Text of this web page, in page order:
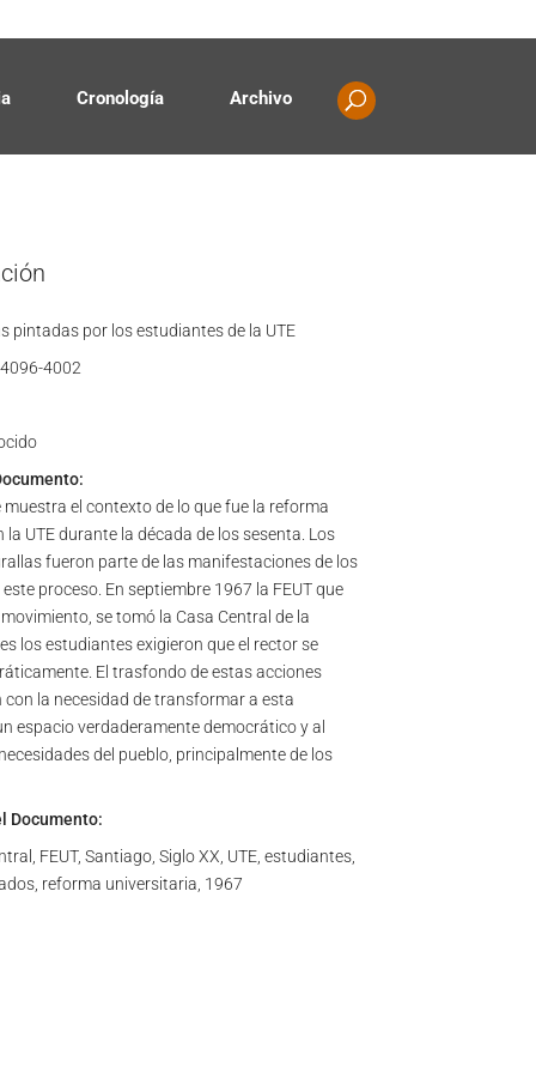
Cronología Archivo
pintadas por los estudiantes de la UTE
4002
el contexto de lo que fue la reforma
la UTE durante la década de los sesenta. Los
fueron parte de las manifestaciones de los
proceso. En septiembre 1967 la FEUT que
se tomó la Casa Central de la
los estudiantes exigieron que el rector se
El trasfondo de estas acciones
con la necesidad de transformar a esta
espacio verdaderamente democrático y al
del pueblo, principalmente de los
Documento:
FEUT, Santiago, Siglo XX, UTE, estudiantes,
reforma universitaria, 1967